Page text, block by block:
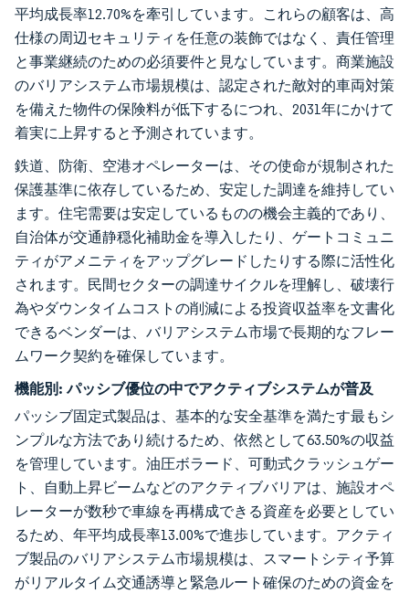
平均成長率12.70%を牽引しています。これらの顧客は、高
仕様の周辺セキュリティを任意の装飾ではなく、責任管理
と事業継続のための必須要件と見なしています。商業施設
のバリアシステム市場規模は、認定された敵対的車両対策
を備えた物件の保険料が低下するにつれ、2031年にかけて
着実に上昇すると予測されています。
鉄道、防衛、空港オペレーターは、その使命が規制された
保護基準に依存しているため、安定した調達を維持してい
ます。住宅需要は安定しているものの機会主義的であり、
自治体が交通静穏化補助金を導入したり、ゲートコミュニ
ティがアメニティをアップグレードしたりする際に活性化
されます。民間セクターの調達サイクルを理解し、破壊行
為やダウンタイムコストの削減による投資収益率を文書化
できるベンダーは、バリアシステム市場で長期的なフレー
ムワーク契約を確保しています。
機能別: パッシブ優位の中でアクティブシステムが普及
パッシブ固定式製品は、基本的な安全基準を満たす最もシ
ンプルな方法であり続けるため、依然として63.50%の収益
を管理しています。油圧ボラード、可動式クラッシュゲー
ト、自動上昇ビームなどのアクティブバリアは、施設オペ
レーターが数秒で車線を再構成できる資産を必要としてい
るため、年平均成長率13.00%で進歩しています。アクティ
ブ製品のバリアシステム市場規模は、スマートシティ予算
がリアルタイム交通誘導と緊急ルート確保のための資金を